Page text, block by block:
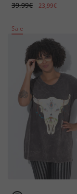
39,99€ 23,99€
Sale